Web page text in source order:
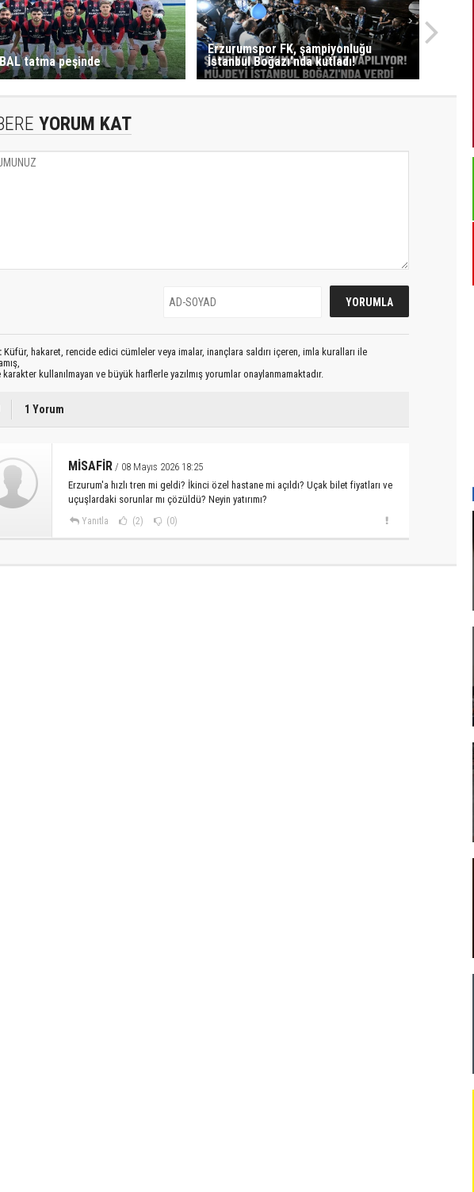
tatma peşinde
Erzurumspor FK, şampiyonluğu
İstanbul Boğazı'nda kutladı!
YORUM KAT
Küfür, hakaret, rencide edici cümleler veya imalar, inançlara saldırı içeren, imla kuralları ile
kullanılmayan ve büyük harflerle yazılmış yorumlar onaylanmamaktadır.
1 Yorum
MİSAFİR / 08 Mayıs 2026 18:25
Erzurum'a hızlı tren mi geldi? İkinci özel hastane mi açıldı? Uçak bilet fiyatları ve
uçuşlardaki sorunlar mı çözüldü? Neyin yatırımı?
Yanıtla (2) (0)